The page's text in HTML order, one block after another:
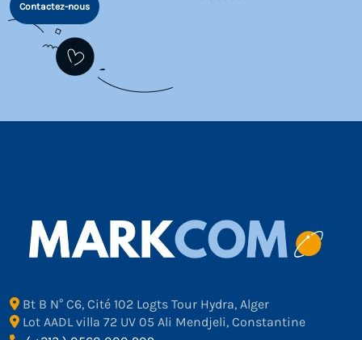
Contactez-nous
Bt B N° C6, Cité 102 Logts Tour Hydra, Alger
Lot AADL villa 72 UV 05 Ali Mendjeli, Constantine